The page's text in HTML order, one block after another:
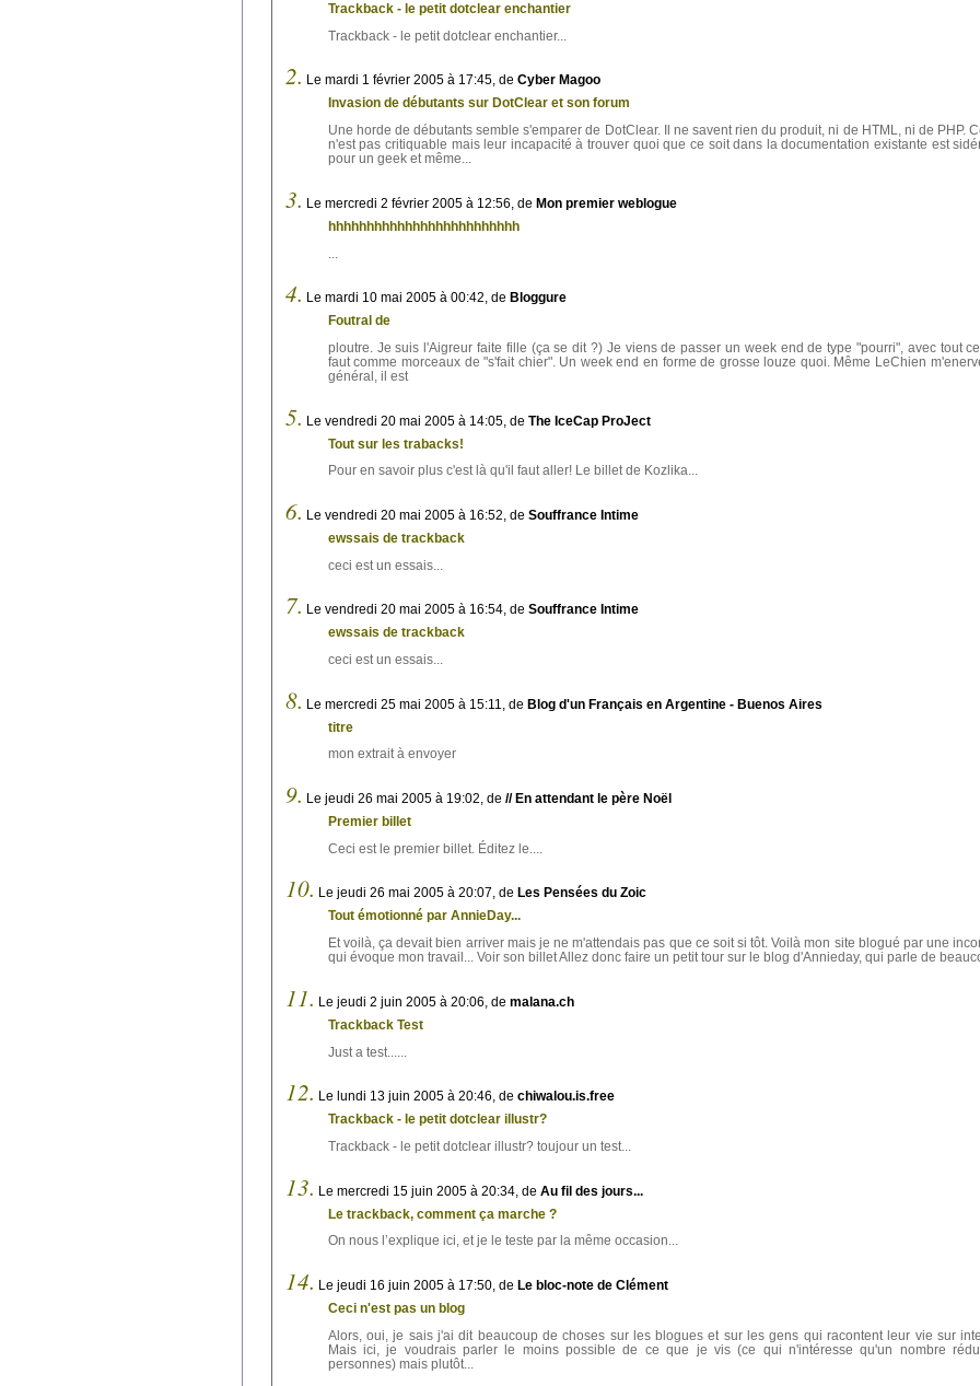
Trackback - le petit dotclear enchantier
Trackback - le petit dotclear enchantier...
2. Le mardi 1 février 2005 à 17:45, de Cyber Magoo
Invasion de débutants sur DotClear et son forum
Une horde de débutants semble s'emparer de DotClear. Il ne savent rien du produit, ni de HTML, ni de PHP.
n'est pas critiquable mais leur incapacité à trouver quoi que ce soit dans la documentation existante est
pour un geek et même...
3. Le mercredi 2 février 2005 à 12:56, de Mon premier weblogue
hhhhhhhhhhhhhhhhhhhhhhhhh
4. Le mardi 10 mai 2005 à 00:42, de Bloggure
Foutral de
ploutre. Je suis l'Aigreur faite fille (ça se dit ?) Je viens de passer un week end de type "pourri", avec tout
faut comme morceaux de "s'fait chier". Un week end en forme de grosse louze quoi. Même LeChien
général, il est
5. Le vendredi 20 mai 2005 à 14:05, de The IceCap ProJect
Tout sur les trabacks!
Pour en savoir plus c'est là qu'il faut aller! Le billet de Kozlika...
6. Le vendredi 20 mai 2005 à 16:52, de Souffrance Intime
ewssais de trackback
ceci est un essais...
7. Le vendredi 20 mai 2005 à 16:54, de Souffrance Intime
ewssais de trackback
ceci est un essais...
8. Le mercredi 25 mai 2005 à 15:11, de Blog d'un Français en Argentine - Buenos Aires
titre
mon extrait à envoyer
9. Le jeudi 26 mai 2005 à 19:02, de // En attendant le père Noël
Premier billet
Ceci est le premier billet. Éditez le....
10. Le jeudi 26 mai 2005 à 20:07, de Les Pensées du Zoic
Tout émotionné par AnnieDay...
Et voilà, ça devait bien arriver mais je ne m'attendais pas que ce soit si tôt. Voilà mon site blogué par une
qui évoque mon travail... Voir son billet Allez donc faire un petit tour sur le blog d'Annieday, qui parle de
11. Le jeudi 2 juin 2005 à 20:06, de malana.ch
Trackback Test
Just a test......
12. Le lundi 13 juin 2005 à 20:46, de chiwalou.is.free
Trackback - le petit dotclear illustr?
Trackback - le petit dotclear illustr? toujour un test...
13. Le mercredi 15 juin 2005 à 20:34, de Au fil des jours...
Le trackback, comment ça marche ?
On nous l’explique ici, et je le teste par la même occasion...
14. Le jeudi 16 juin 2005 à 17:50, de Le bloc-note de Clément
Ceci n'est pas un blog
Alors, oui, je sais j'ai dit beaucoup de choses sur les blogues et sur les gens qui racontent leur vie sur
Mais ici, je voudrais parler le moins possible de ce que je vis (ce qui n'intéresse qu'un nombre
personnes) mais plutôt...